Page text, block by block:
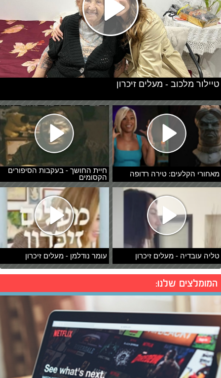
מאחורי הקלעים: טירה רדופה
חיית החושך - בעקבות הסיפורים
הקסומים
טליה עובדיה - מעלים זיכרון עומר נודלמן - מעלים זיכרון
טיילור מלכוב - מעלים זיכרון
המומלצים שלנו: